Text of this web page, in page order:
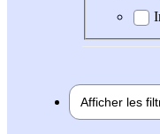
Afficher les